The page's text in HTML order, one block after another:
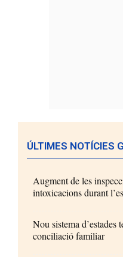
ÚLTIMES NOTÍCIES
Augment de les
intoxicacions durant
Nou sistema d’estades
conciliació familiar